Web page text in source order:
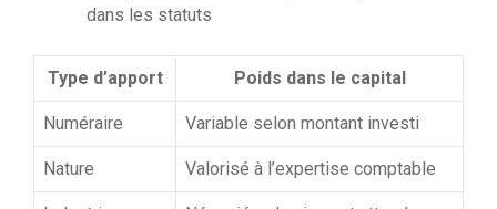
dans les statuts
Type d’apport Poids dans le capital
Numéraire Variable selon montant investi
Nature Valorisé à l’expertise comptable